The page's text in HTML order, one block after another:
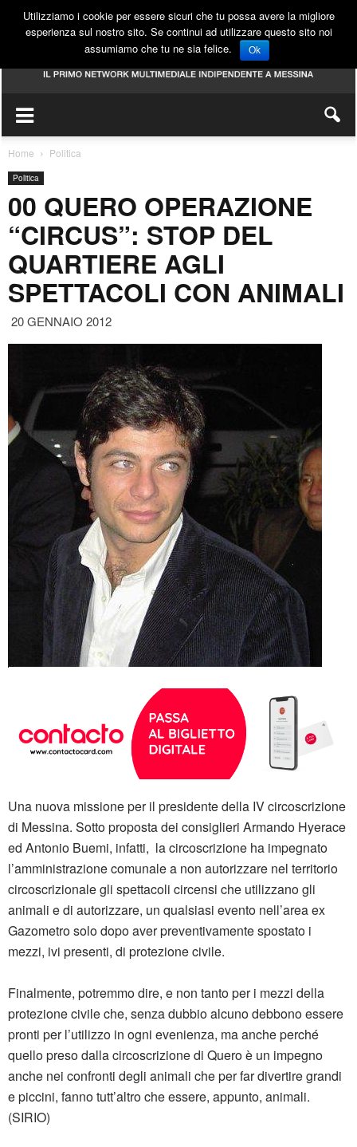
Home Politica
Politica
00 QUERO OPERAZIONE
“CIRCUS”: STOP DEL
QUARTIERE AGLI
SPETTACOLI CON ANIMALI
20 GENNAIO 2012
Una nuova missione per il presidente della IV circoscrizione
di Messina. Sotto proposta dei consiglieri Armando Hyerace
ed Antonio Buemi, infatti, la circoscrizione ha impegnato
l’amministrazione comunale a non autorizzare nel territorio
circoscrizionale gli spettacoli circensi che utilizzano gli
animali e di autorizzare, un qualsiasi evento nell’area ex
Gazometro solo dopo aver preventivamente spostato i
mezzi, ivi presenti, di protezione civile.
Finalmente, potremmo dire, e non tanto per i mezzi della
protezione civile che, senza dubbio alcuno debbono essere
pronti per l’utilizzo in ogni evenienza, ma anche perché
quello preso dalla circoscrizione di Quero è un impegno
anche nei confronti degli animali che per far divertire grandi
e piccini, fanno tutt’altro che essere, appunto, animali.
(SIRIO)
Utilizziamo i cookie per essere sicuri che tu possa avere la migliore
esperienza sul nostro sito. Se continui ad utilizzare questo sito noi
assumiamo che tu ne sia felice.
Ok